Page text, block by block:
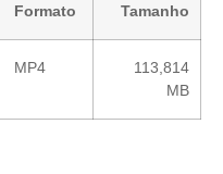
Formato Tamanho
MP4
113,814
MB